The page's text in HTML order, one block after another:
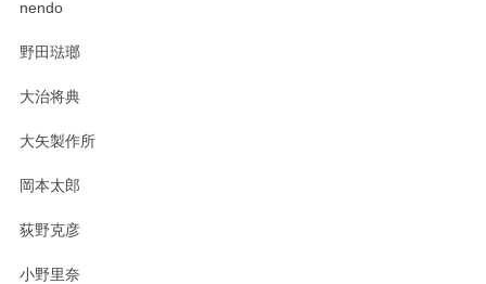
nendo
野田琺瑯
大治将典
大矢製作所
岡本太郎
荻野克彦
小野里奈